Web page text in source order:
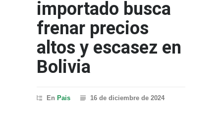
importado busca
frenar precios
altos y escasez en
Bolivia
En Pais 16 de diciembre de 2024